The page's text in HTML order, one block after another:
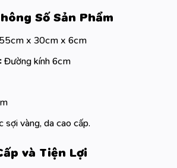
Số Sản Phẩm
55cm x 30cm x 6cm
Đường kính 6cm
sợi vàng, da cao cấp.
và Tiện Lợi